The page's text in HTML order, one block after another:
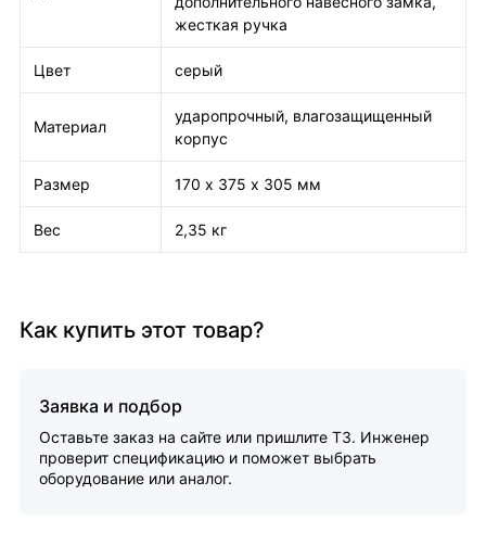
жесткая ручка
Цвет серый
Материал
ударопрочный, влагозащищенный
корпус
Размер 170 х 375 х 305 мм
Вес 2,35 кг
Как купить этот товар?
Заявка и подбор
Оставьте заказ на сайте или пришлите ТЗ. Инженер
проверит спецификацию и поможет выбрать
оборудование или аналог.